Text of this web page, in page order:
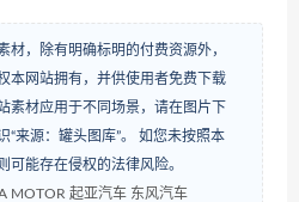
材，除有明确标明的付费资源外，
本网站拥有，并供使用者免费下载
素材应用于不同场景，请在图片下
“来源：罐头图库”。 如您未按照本
可能存在侵权的法律风险。
MOTOR 起亚汽车 东风汽车